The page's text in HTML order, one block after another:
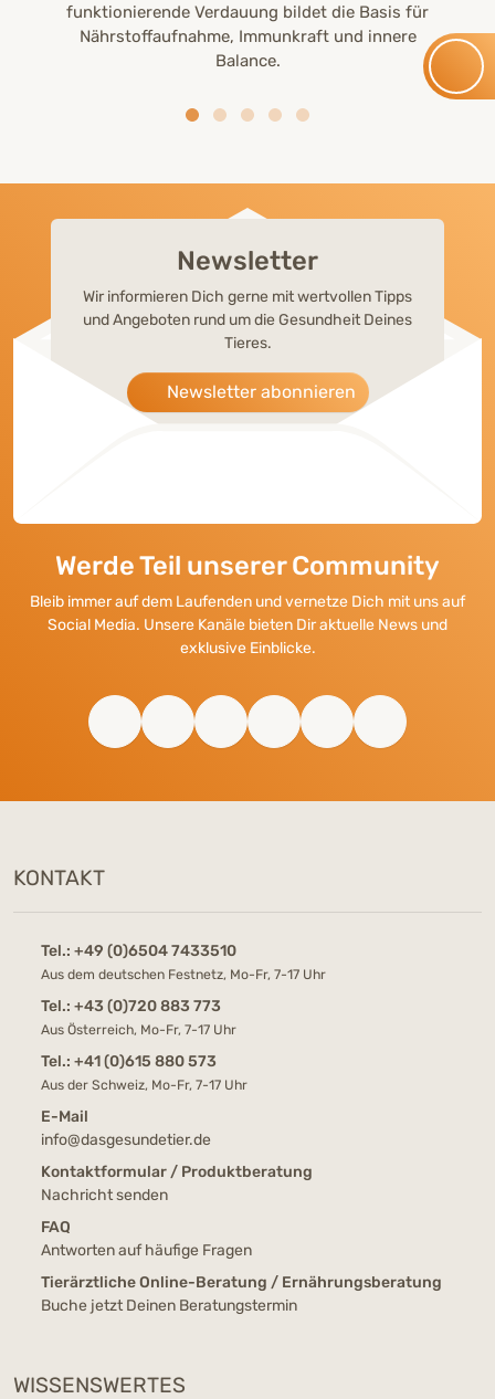
funktionierende Verdauung bildet die Basis für
Nährstoffaufnahme, Immunkraft und innere
Balance.
Newsletter
Wir informieren Dich gerne mit wertvollen Tipps
und Angeboten rund um die Gesundheit Deines
Tieres.
Newsletter abonnieren
Werde Teil unserer Community
Bleib immer auf dem Laufenden und vernetze Dich mit uns auf
Social Media. Unsere Kanäle bieten Dir aktuelle News und
exklusive Einblicke.
KONTAKT
Tel.: +49 (0)6504 7433510
Aus dem deutschen Festnetz, Mo-Fr, 7-17 Uhr
Tel.: +43 (0)720 883 773
Aus Österreich, Mo-Fr, 7-17 Uhr
Tel.: +41 (0)615 880 573
Aus der Schweiz, Mo-Fr, 7-17 Uhr
E-Mail
info@dasgesundetier.de
Kontaktformular / Produktberatung
Nachricht senden
FAQ
Antworten auf häufige Fragen
Tierärztliche Online-Beratung / Ernährungsberatung
Buche jetzt Deinen Beratungstermin
WISSENSWERTES